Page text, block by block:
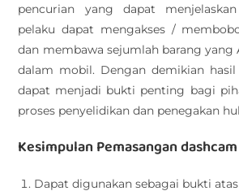
pencurian yang dapat
pelaku dapat mengakses /
dan membawa sejumlah barang
dalam mobil. Dengan demikian
dapat menjadi bukti penting bagi
proses penyelidikan dan penegakan
Kesimpulan Pemasangan
Dapat digunakan sebagai bukti